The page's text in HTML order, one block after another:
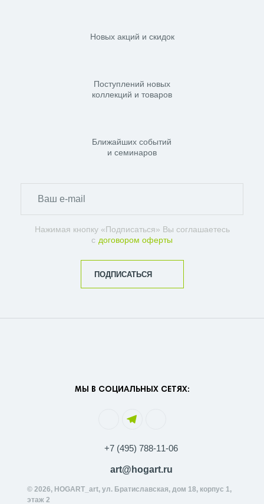
Новых акций и скидок
Поступлений новых
коллекций и товаров
Ближайших событий
и семинаров
Нажимая кнопку «Подписаться» Вы соглашаетесь
с договором оферты
ПОДПИСАТЬСЯ
МЫ В СОЦИАЛЬНЫХ СЕТЯХ:
+7 (495) 788-11-06
art@hogart.ru
© 2026, HOGART_art, ул. Братиславская, дом 18, корпус 1,
этаж 2